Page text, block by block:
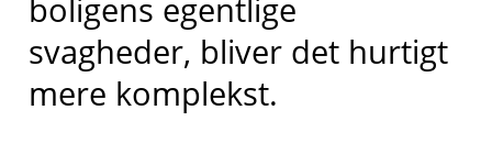
boligens egentlige
svagheder, bliver det hurtigt
mere komplekst.